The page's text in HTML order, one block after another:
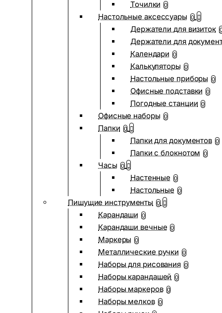
Точилки 0
Настольные аксессуары 0
Держатели для визиток
Держатели для
Календари 0
Калькуляторы 0
Настольные приборы 0
Офисные подставки 0
Погодные станции 0
Офисные наборы 0
Папки 0
Папки для документов 0
Папки с блокнотом 0
Часы 0
Настенные 0
Настольные 0
Пишущие инструменты 0
Карандаши 0
Карандаши вечные 0
Маркеры 0
Металлические ручки 0
Наборы для рисования 0
Наборы карандашей 0
Наборы маркеров 0
Наборы мелков 0